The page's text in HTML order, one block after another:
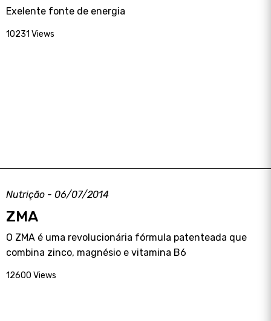
Exelente fonte de energia
10231 Views
Nutrição - 06/07/2014
ZMA
O ZMA é uma revolucionária fórmula patenteada que
combina zinco, magnésio e vitamina B6
12600 Views